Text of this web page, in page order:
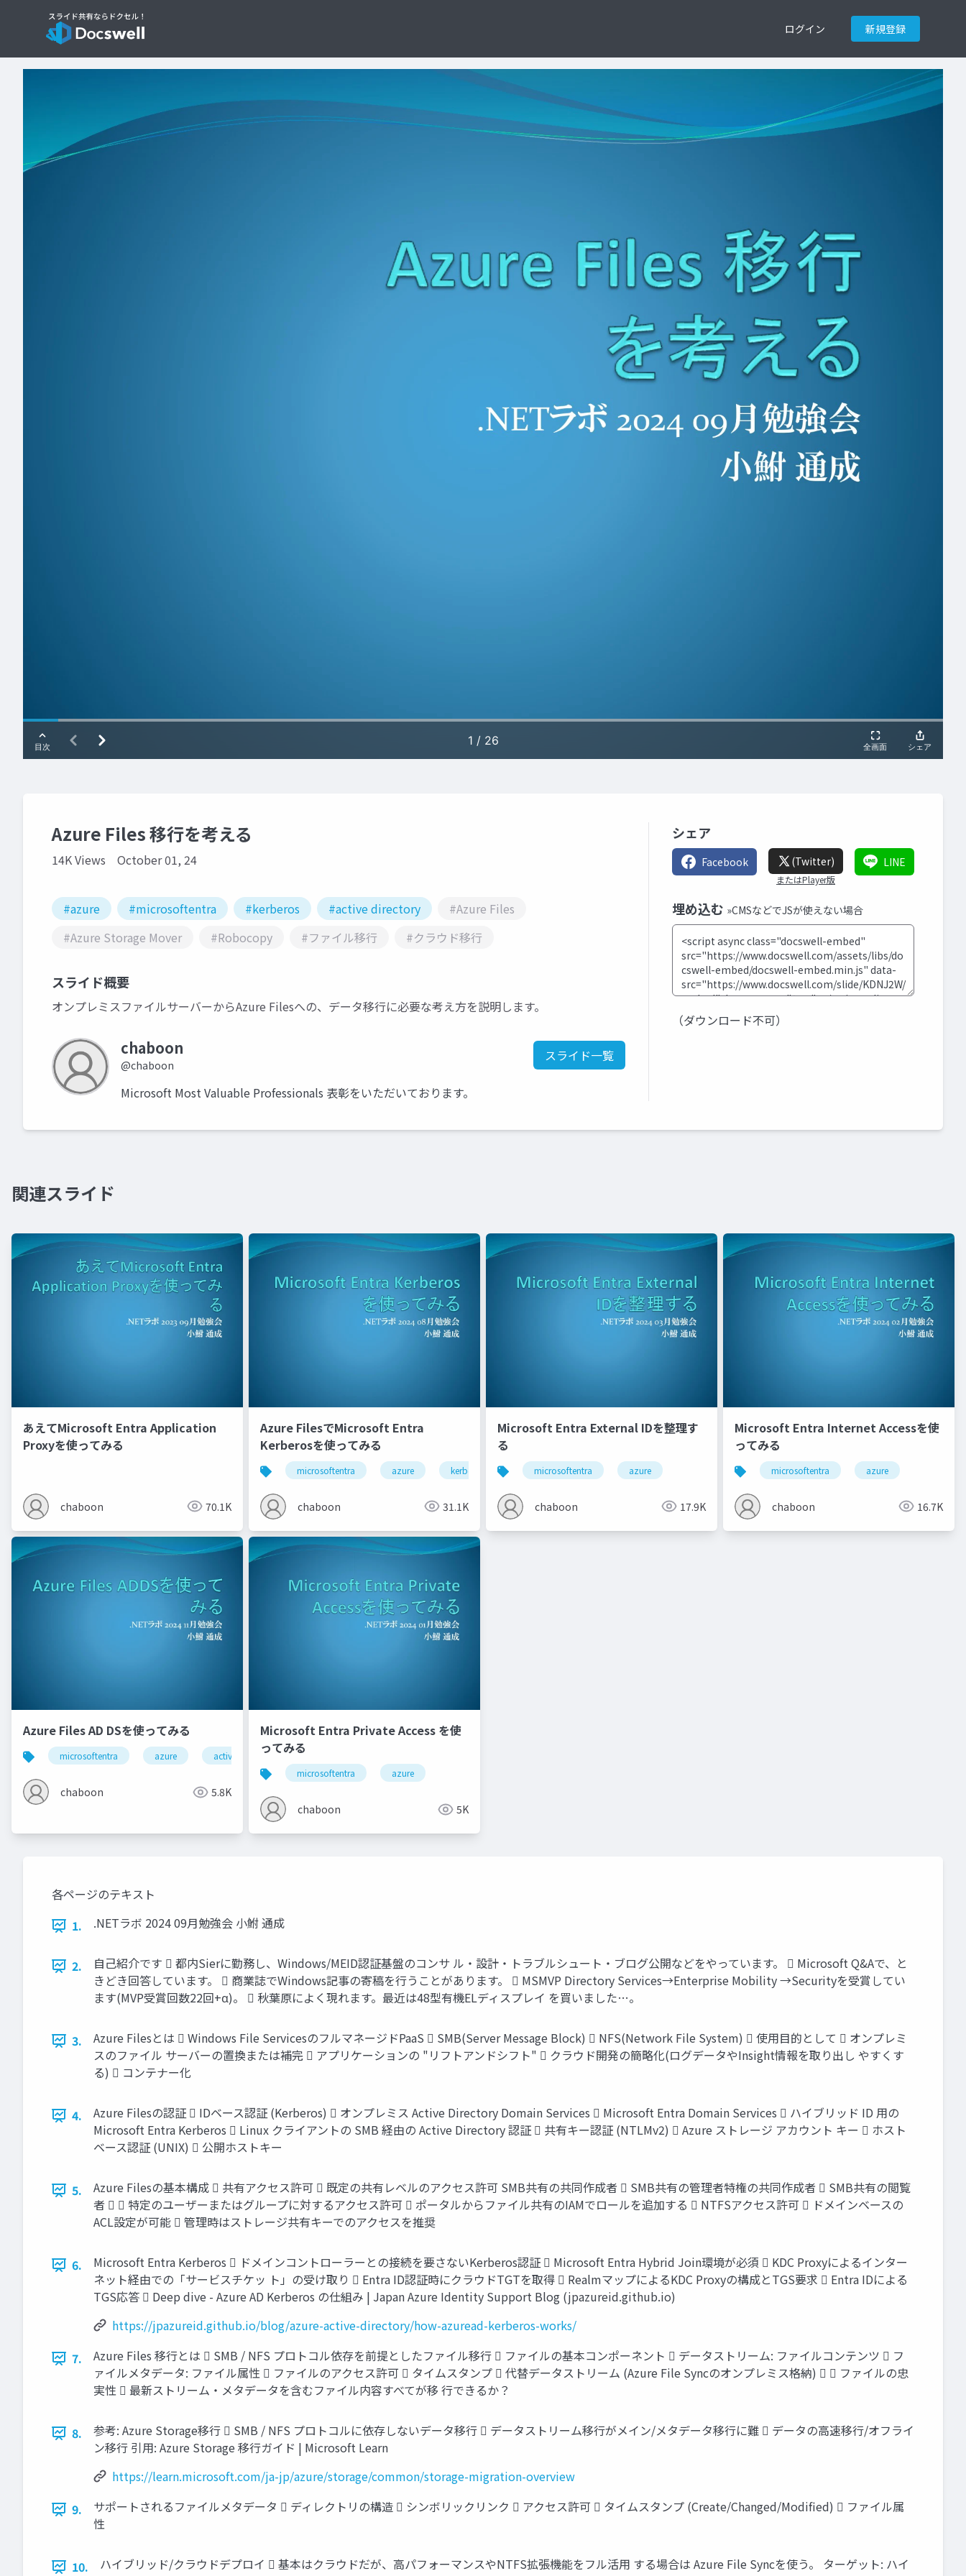
ログイン 新規登録
Azure Files 移行を考える
14K Views October 01, 24
#azure #microsoftentra #kerberos #active directory
#Azure Files
#Azure Storage Mover
#Robocopy #ファイル移行 #クラウド移行
スライド概要
オンプレミスファイルサーバーからAzure Filesへの、データ移行に必要な考え方を説明します。
chaboon
@chaboon
スライド一覧
Microsoft Most Valuable Professionals 表彰をいただいております。
シェア
Facebook (Twitter)
またはPlayer版
LINE
埋め込む »CMSなどでJSが使えない場合
（ダウンロード不可）
関連スライド
あえてMicrosoft Entra Application
Proxyを使ってみる
chaboon 70.1K
Azure FilesでMicrosoft Entra
Kerberosを使ってみる
microsoftentra azure kerberos active directory
chaboon 31.1K
Microsoft Entra External IDを整理す
る
microsoftentra azure
chaboon 17.9K
Microsoft Entra Internet Accessを使
ってみる
microsoftentra azure
chaboon 16.7K
Azure Files AD DSを使ってみる
microsoftentra azure active directory
chaboon 5.8K
Microsoft Entra Private Access を使
ってみる
microsoftentra azure
chaboon 5K
各ページのテキスト
1.
.NETラボ 2024 09月勉強会 小鮒 通成
2.
自己紹介です  都内Sierに勤務し、Windows/MEID認証基盤のコンサ ル・設計・トラブルシュート・ブログ公開などをやっています。  Microsoft Q&Aで、と
きどき回答しています。  商業誌でWindows記事の寄稿を行うことがあります。  MSMVP Directory Services→Enterprise Mobility →Securityを受賞してい
ます(MVP受賞回数22回+α)。  秋葉原によく現れます。最近は48型有機ELディスプレイ を買いました…。
3.
Azure Filesとは  Windows File ServicesのフルマネージドPaaS  SMB(Server Message Block)  NFS(Network File System)  使用目的として  オンプレミ
スのファイル サーバーの置換または補完  アプリケーションの "リフトアンドシフト"  クラウド開発の簡略化(ログデータやInsight情報を取り出し やすくす
る)  コンテナー化
4.
Azure Filesの認証  IDベース認証 (Kerberos)  オンプレミス Active Directory Domain Services  Microsoft Entra Domain Services  ハイブリッド ID 用の
Microsoft Entra Kerberos  Linux クライアントの SMB 経由の Active Directory 認証  共有キー認証 (NTLMv2)  Azure ストレージ アカウント キー  ホスト
ベース認証 (UNIX)  公開ホストキー
5.
Azure Filesの基本構成  共有アクセス許可  既定の共有レベルのアクセス許可 SMB共有の共同作成者  SMB共有の管理者特権の共同作成者  SMB共有の閲覧
者   特定のユーザーまたはグループに対するアクセス許可  ポータルからファイル共有のIAMでロールを追加する  NTFSアクセス許可  ドメインベースの
ACL設定が可能  管理時はストレージ共有キーでのアクセスを推奨
6.
Microsoft Entra Kerberos  ドメインコントローラーとの接続を要さないKerberos認証  Microsoft Entra Hybrid Join環境が必須  KDC Proxyによるインター
ネット経由での「サービスチケッ ト」の受け取り  Entra ID認証時にクラウドTGTを取得  RealmマップによるKDC Proxyの構成とTGS要求  Entra IDによる
TGS応答  Deep dive - Azure AD Kerberos の仕組み | Japan Azure Identity Support Blog (jpazureid.github.io)
https://jpazureid.github.io/blog/azure-active-directory/how-azuread-kerberos-works/
7.
Azure Files 移行とは  SMB / NFS プロトコル依存を前提としたファイル移行  ファイルの基本コンポーネント  データストリーム: ファイルコンテンツ  フ
ァイルメタデータ: ファイル属性  ファイルのアクセス許可  タイムスタンプ  代替データストリーム (Azure File Syncのオンプレミス格納)   ファイルの忠
実性  最新ストリーム・メタデータを含むファイル内容すべてが移 行できるか？
8.
参考: Azure Storage移行  SMB / NFS プロトコルに依存しないデータ移行  データストリーム移行がメイン/メタデータ移行に難  データの高速移行/オフライ
ン移行 引用: Azure Storage 移行ガイド | Microsoft Learn
https://learn.microsoft.com/ja-jp/azure/storage/common/storage-migration-overview
9.
サポートされるファイルメタデータ  ディレクトリの構造  シンボリックリンク  アクセス許可  タイムスタンプ (Create/Changed/Modified)  ファイル属
性
10.
ハイブリッド/クラウドデプロイ  基本はクラウドだが、高パフォーマンスやNTFS拡張機能をフル活用 する場合は Azure File Syncを使う。 ターゲット: ハイ